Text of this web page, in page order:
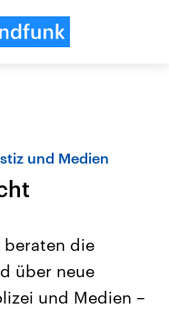
und Medien
beraten die
über neue
und Medien –